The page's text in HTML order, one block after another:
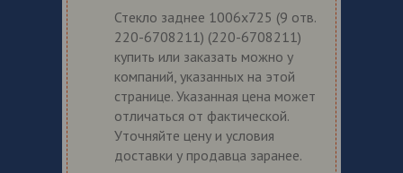
Стекло заднее 1006х725 (9 отв.
220-6708211) (220-6708211)
купить или заказать можно у
компаний, указанных на этой
странице. Указанная цена может
отличаться от фактической.
Уточняйте цену и условия
доставки у продавца заранее.